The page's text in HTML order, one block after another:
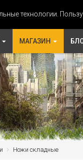
технологии.
МАГАЗИН
Ножи складные